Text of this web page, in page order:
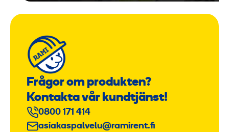
Frågor om produkten?
Kontakta vår kundtjänst!
0800 171 414
asiakaspalvelu@ramirent.fi